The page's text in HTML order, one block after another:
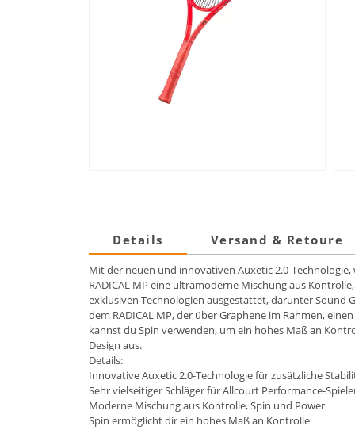
Details Versand & Retoure
Mit der neuen und innovativen Auxetic 2.0-
RADICAL MP eine ultramoderne Mischung aus
exklusiven Technologien ausgestattet, darunter Sound
dem RADICAL MP, der über Graphene im Rahmen,
kannst du Spin verwenden, um ein hohes Maß an
Design aus.
Details:
Innovative Auxetic 2.0-Technologie für zusätzliche
Sehr vielseitiger Schläger für Allcourt Performance-
Moderne Mischung aus Kontrolle, Spin und Power
Spin ermöglicht dir ein hohes Maß an Kontrolle